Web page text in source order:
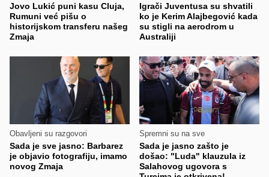
Jovo Lukić puni kasu Cluja,
Rumuni već pišu o
historijskom transferu našeg
Zmaja
Igrači Juventusa su shvatili
ko je Kerim Alajbegović kada
su stigli na aerodrom u
Australiji
Obavljeni su razgovori
Sada je sve jasno: Barbarez
je objavio fotografiju, imamo
novog Zmaja
Spremni su na sve
Sada je jasno zašto je
došao: "Luda" klauzula iz
Salahovog ugovora s